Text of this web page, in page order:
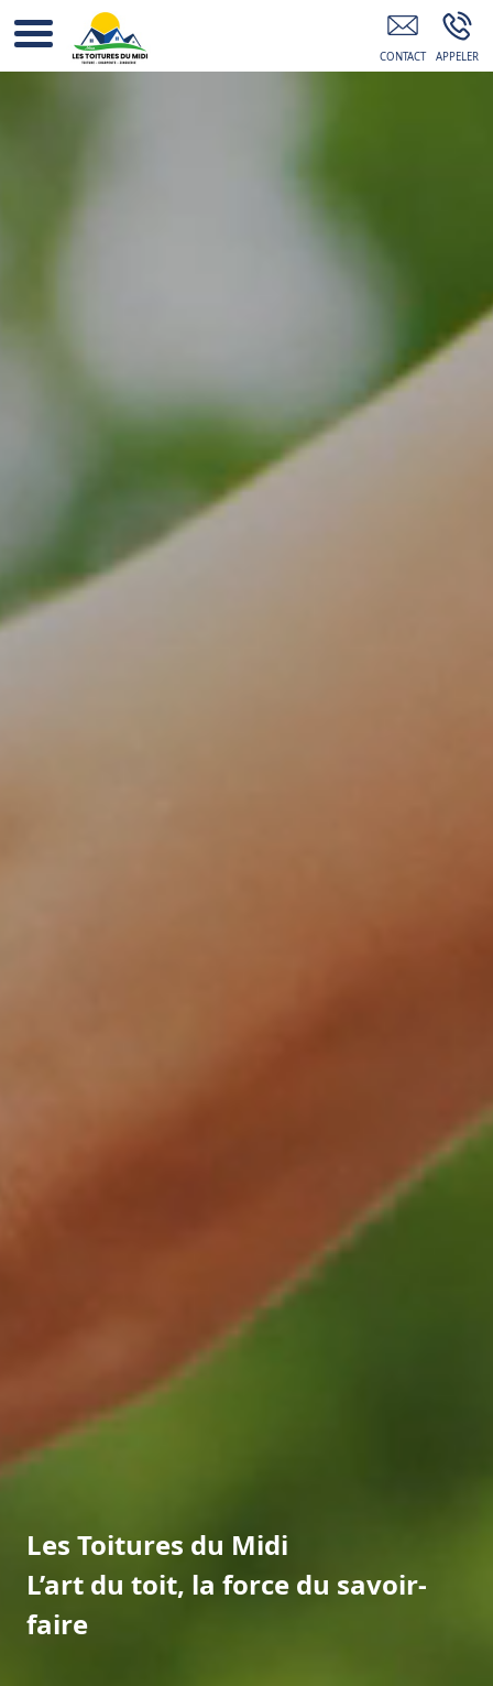
Réparation Tuiles Cassées Toiture 06
Les Toitures du Midi
L’art du toit, la force du savoir-
faire